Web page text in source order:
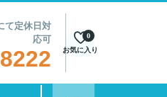
て定休日対
応可
お気に入り
0